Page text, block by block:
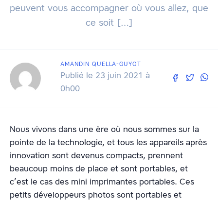
peuvent vous accompagner où vous allez, que
ce soit […]
AMANDIN QUELLA-GUYOT
Publié le 23 juin 2021 à
0h00
Nous vivons dans une ère où nous sommes sur la
pointe de la technologie, et tous les appareils après
innovation sont devenus compacts, prennent
beaucoup moins de place et sont portables, et
c’est le cas des mini imprimantes portables. Ces
petits développeurs photos sont portables et